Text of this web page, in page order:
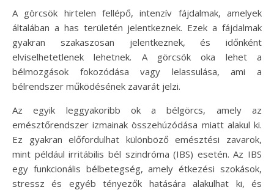
A görcsök hirtelen fellépő, intenzív fájdalmak, amelyek
általában a has területén jelentkeznek. Ezek a fájdalmak
gyakran szakaszosan jelentkeznek, és időnként
elviselhetetlenek lehetnek. A görcsök oka lehet a
bélmozgások fokozódása vagy lelassulása, ami a
bélrendszer működésének zavarát jelzi.
Az egyik leggyakoribb ok a bélgörcs, amely az
emésztőrendszer izmainak összehúzódása miatt alakul ki.
Ez gyakran előfordulhat különböző emésztési zavarok,
mint például irritábilis bél szindróma (IBS) esetén. Az IBS
egy funkcionális bélbetegség, amely étkezési szokások,
stressz és egyéb tényezők hatására alakulhat ki, és